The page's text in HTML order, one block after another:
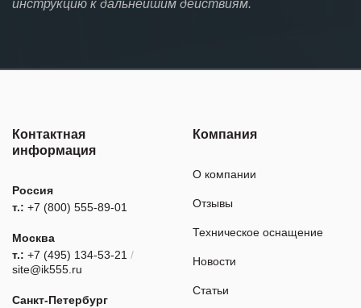
инструкцию к дальнейшим действиям.
Контактная
информация
Россия
т.: +7 (800) 555-89-01
Москва
т.: +7 (495) 134-53-21 /
site@ik555.ru
Санкт-Петербург
Компания
О компании
Отзывы
Техническое оснащение
Новости
Статьи